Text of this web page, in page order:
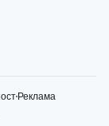
Реклама